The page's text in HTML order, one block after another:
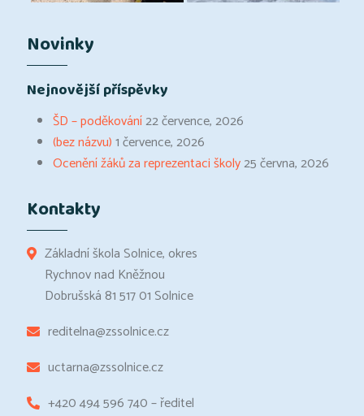
Novinky
Nejnovější příspěvky
ŠD – poděkování22 července, 2026
(bez názvu)1 července, 2026
Ocenění žáků za reprezentaci školy25 června, 2026
Kontakty
Základní škola Solnice, okres
Rychnov nad Kněžnou
Dobrušská 81 517 01 Solnice
reditelna@zssolnice.cz
uctarna@zssolnice.cz
+420 494 596 740 – ředitel